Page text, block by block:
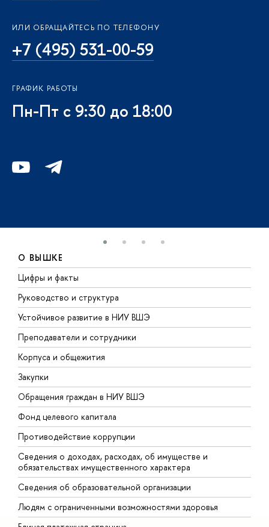
ИЛИ ОБРАЩАЙТЕСЬ ПО ТЕЛЕФОНУ
+7 (495) 531-00-59
ГРАФИК РАБОТЫ
Пн-Пт с 9:30 до 18:00
О ВЫШКЕ
Цифры и факты
Руководство и структура
Устойчивое развитие в НИУ ВШЭ
Преподаватели и сотрудники
Корпуса и общежития
Закупки
Обращения граждан в НИУ ВШЭ
Фонд целевого капитала
Противодействие коррупции
Сведения о доходах, расходах, об имуществе и
обязательствах имущественного характера
Сведения об образовательной организации
Людям с ограниченными возможностями здоровья